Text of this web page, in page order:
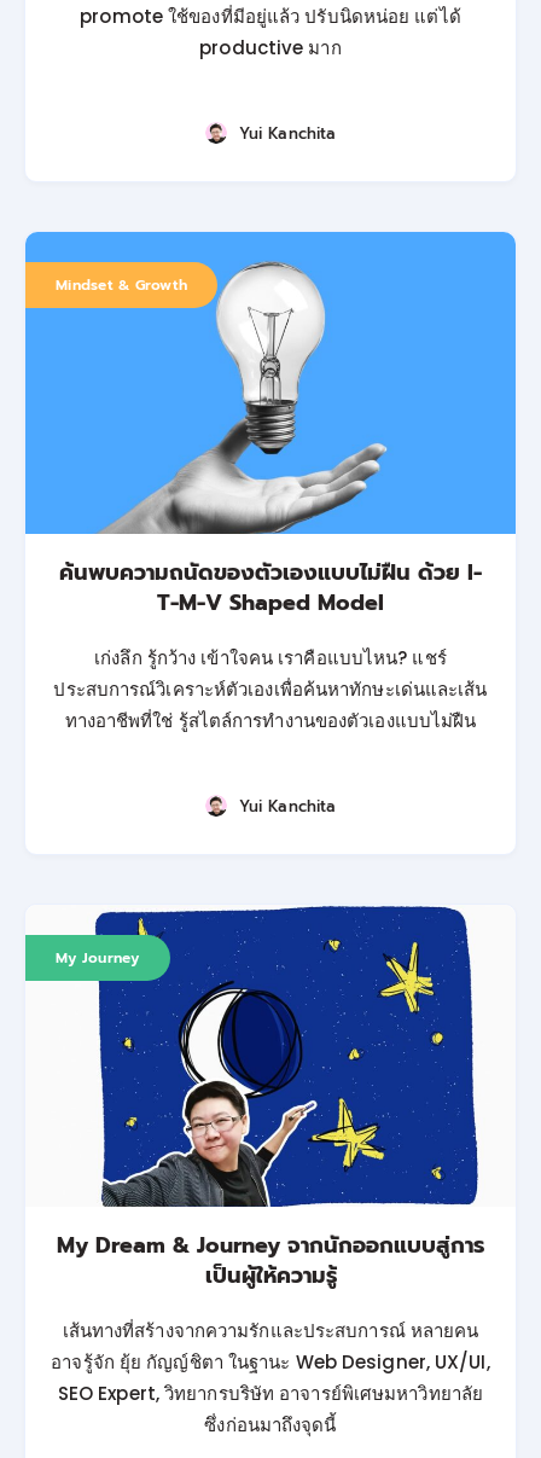
promote ใช้ของที่มีอยู่แล้ว ปรับนิดหน่อย แต่ได้
productive มาก
Yui Kanchita
Mindset & Growth
ค้นพบความถนัดของตัวเองแบบไม่ฝืน ด้วย I-
T-M-V Shaped Model
เก่งลึก รู้กว้าง เข้าใจคน เราคือแบบไหน? แชร์
ประสบการณ์วิเคราะห์ตัวเองเพื่อค้นหาทักษะเด่นและเส้น
ทางอาชีพที่ใช่ รู้สไตล์การทำงานของตัวเองแบบไม่ฝืน
Yui Kanchita
My Journey
My Dream & Journey จากนักออกแบบสู่การ
เป็นผู้ให้ความรู้
เส้นทางที่สร้างจากความรักและประสบการณ์ หลายคน
อาจรู้จัก ยุ้ย กัญญ์ชิตา ในฐานะ Web Designer, UX/UI,
SEO Expert, วิทยากรบริษัท อาจารย์พิเศษมหาวิทยาลัย
ซึ่งก่อนมาถึงจุดนี้